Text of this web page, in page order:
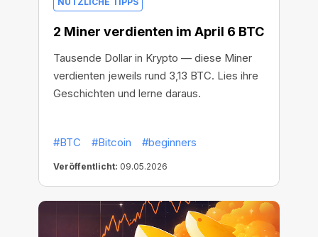
2 Miner verdienten im April 6 BTC
Tausende Dollar in Krypto — diese Miner
verdienten jeweils rund 3,13 BTC. Lies ihre
Geschichten und lerne daraus.
#BTC #Bitcoin #beginners
Veröffentlicht: 09.05.2026